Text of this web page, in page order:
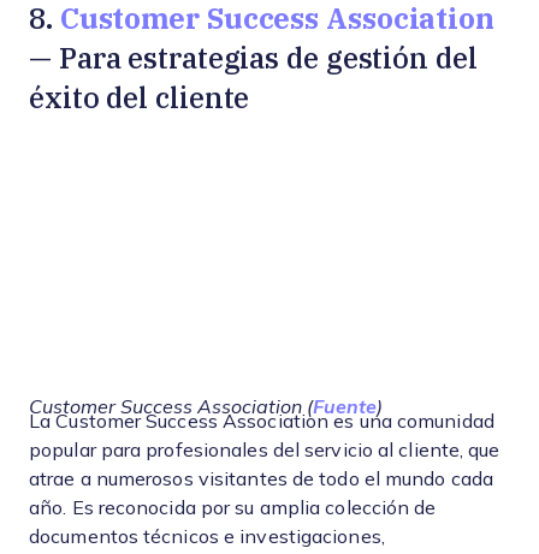
8. Customer Success Association
— Para estrategias de gestión del
éxito del cliente
Customer Success Association (Fuente)
La Customer Success Association es una comunidad
popular para profesionales del servicio al cliente, que
atrae a numerosos visitantes de todo el mundo cada
año. Es reconocida por su amplia colección de
documentos técnicos e investigaciones,